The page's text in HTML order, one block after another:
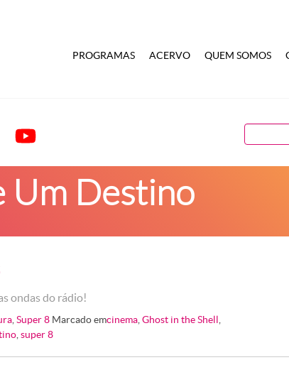
PROGRAMAS ACERVO QUEM SOMOS
Um Destino
ondas do rádio!
,Super 8 Marcado emcinema ,Ghost in the Shell
super 8